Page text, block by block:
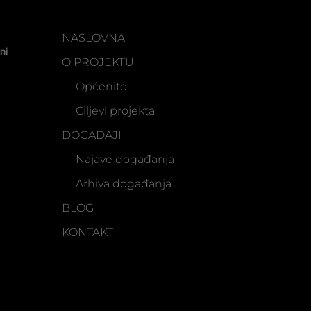
NASLOVNA
O PROJEKTU
Općenito
Ciljevi projekta
DOGAĐAJI
Najave događanja
Arhiva događanja
BLOG
KONTAKT